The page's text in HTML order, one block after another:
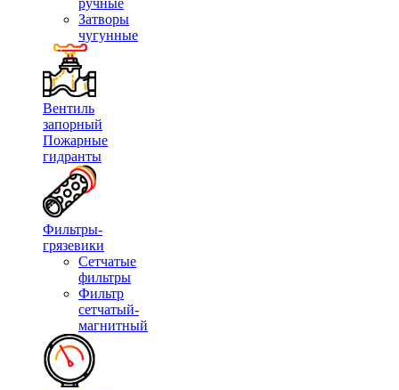
ручные
Затворы
чугунные
Вентиль
запорный
Пожарные
гидранты
Фильтры-
грязевики
Сетчатые
фильтры
Фильтр
сетчатый-
магнитный